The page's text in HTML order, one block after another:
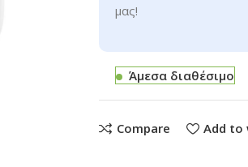
μας!
Άμεσα διαθέσιμο
Compare Add to